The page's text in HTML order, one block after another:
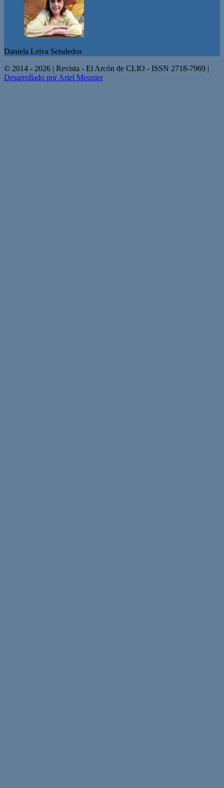
Daniela Leiva Seisdedos
© 2014 - 2026 | Revista - El Arcón de CLIO - ISSN 2718-7969 |
Desarrollado por Ariel Meunier